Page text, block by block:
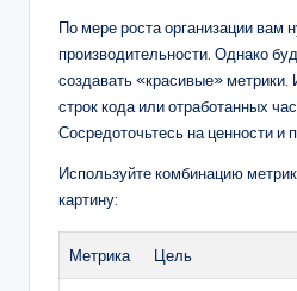
По мере роста организации вам
производительности. Однако
создавать «красивые» метрики.
строк кода или отработанных
Сосредоточьтесь на ценности и
Используйте комбинацию
картину:
Метрика Цель